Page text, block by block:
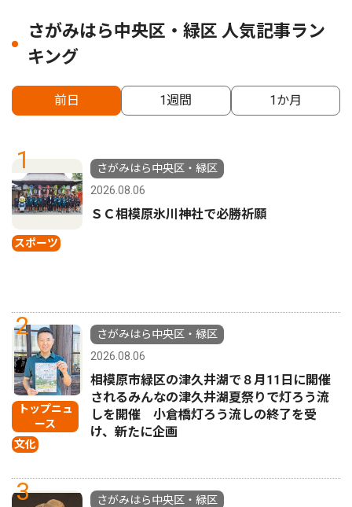
さがみはら中央区・緑区 人気記事ラン
キング
前日 1週間 1か月
1
スポーツ
さがみはら中央区・緑区
2026.08.06
ＳＣ相模原氷川神社で必勝祈願
2
トップニュ
ース
文化
さがみはら中央区・緑区
2026.08.06
相模原市緑区の津久井湖で８月11日に開催
されるみんなの津久井湖夏祭りで灯ろう流
しを開催 小倉橋灯ろう流しの終了を受
け、新たに企画
3
さがみはら中央区・緑区